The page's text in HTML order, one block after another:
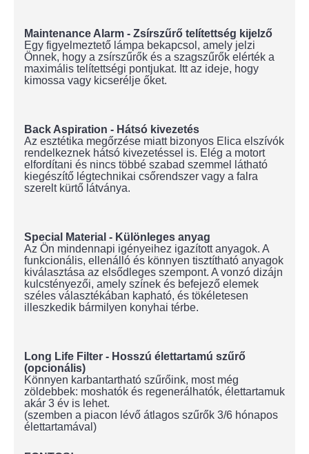
Maintenance Alarm - Zsírszűrő telítettség kijelző
Egy figyelmeztető lámpa bekapcsol, amely jelzi
Önnek, hogy a zsírszűrők és a szagszűrők elérték a
maximális telítettségi pontjukat. Itt az ideje, hogy
kimossa vagy kicserélje őket.
Back Aspiration - Hátsó kivezetés
Az esztétika megőrzése miatt bizonyos Elica elszívók
rendelkeznek hátsó kivezetéssel is. Elég a motort
elfordítani és nincs többé szabad szemmel látható
kiegészítő légtechnikai csőrendszer vagy a falra
szerelt kürtő látványa.
Special Material - Különleges anyag
Az Ön mindennapi igényeihez igazított anyagok. A
funkcionális, ellenálló és könnyen tisztítható anyagok
kiválasztása az elsődleges szempont. A vonzó dizájn
kulcstényezői, amely színek és befejező elemek
széles választékában kapható, és tökéletesen
illeszkedik bármilyen konyhai térbe.
Long Life Filter - Hosszú élettartamú szűrő
(opcionális)
Könnyen karbantartható szűrőink, most még
zöldebbek: moshatók és regenerálhatók, élettartamuk
akár 3 év is lehet.
(szemben a piacon lévő átlagos szűrők 3/6 hónapos
élettartamával)